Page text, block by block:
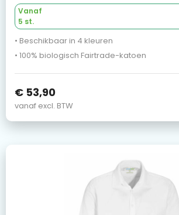
Vanaf
5 st.
• Beschikbaar in 4 kleuren
• 100% biologisch Fairtrade-katoen
€ 53,90
vanaf excl. BTW